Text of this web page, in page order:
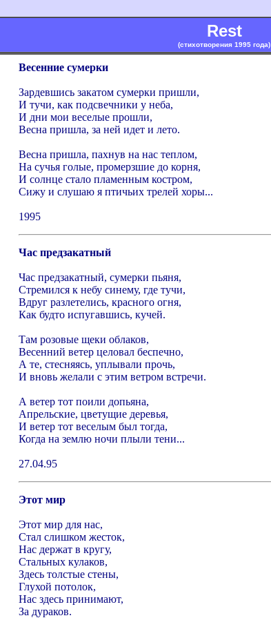
Rest
(стихотворения 1995 года)
Весенние сумерки
Зардевшись закатом сумерки пришли,
И тучи, как подсвечники у неба,
И дни мои веселые прошли,
Весна пришла, за ней идет и лето.
Весна пришла, пахнув на нас теплом,
На сучья голые, промерзшие до корня,
И солнце стало пламенным костром,
Сижу и слушаю я птичьих трелей хоры...
1995
Час предзакатный
Час предзакатный, сумерки пьяня,
Стремился к небу синему, где тучи,
Вдруг разлетелись, красного огня,
Как будто испугавшись, кучей.
Там розовые щеки облаков,
Весенний ветер целовал беспечно,
А те, стесняясь, уплывали прочь,
И вновь желали с этим ветром встречи.
А ветер тот поили допьяна,
Апрельские, цветущие деревья,
И ветер тот веселым был тогда,
Когда на землю ночи плыли тени...
27.04.95
Этот мир
Этот мир для нас,
Стал слишком жесток,
Нас держат в кругу,
Стальных кулаков,
Здесь толстые стены,
Глухой потолок,
Нас здесь принимают,
За дураков.